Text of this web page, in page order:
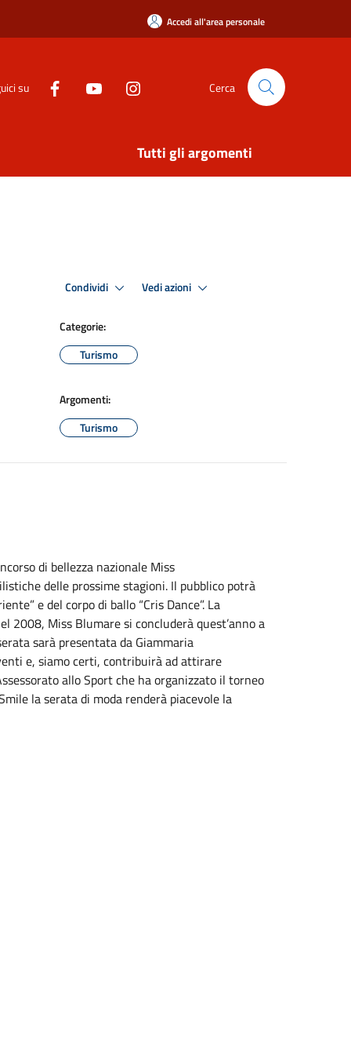
Accedi all'area personale
su Cerca
Tutti gli argomenti
Condividi Vedi azioni
Categorie:
Turismo
Argomenti:
Turismo
di bellezza nazionale Miss
delle prossime stagioni. Il pubblico potrà
e del corpo di ballo “Cris Dance”. La
2008, Miss Blumare si concluderà quest’anno a
sarà presentata da Giammaria
e, siamo certi, contribuirà ad attirare
allo Sport che ha organizzato il torneo
la serata di moda renderà piacevole la